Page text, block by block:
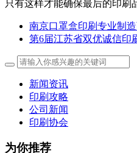
只有这样才能确保最后的印刷
南京口罩盒印刷专业制
第6届江苏省双优诚信印
新闻资讯
印刷攻略
公司新闻
印刷协会
为你推荐